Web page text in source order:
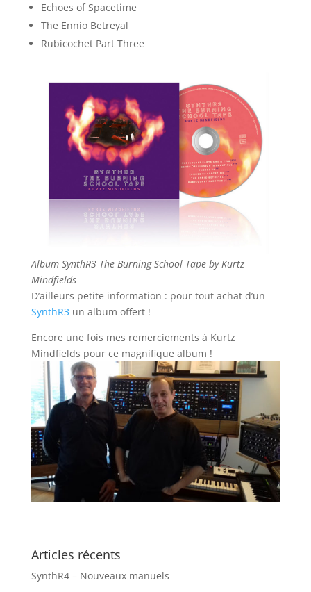
Echoes of Spacetime
The Ennio Betreyal
Rubicochet Part Three
Album SynthR3 The Burning School Tape by Kurtz
Mindfields
D’ailleurs petite information : pour tout achat d’un
SynthR3 un album offert !
Encore une fois mes remerciements à Kurtz
Mindfields pour ce magnifique album !
Articles récents
SynthR4 – Nouveaux manuels